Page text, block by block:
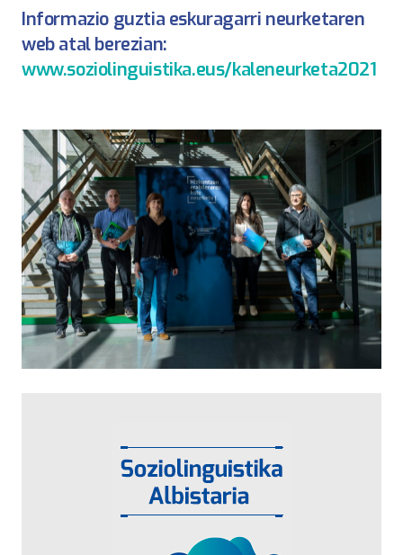
Informazio guztia eskuragarri neurketaren
web atal berezian:
www.soziolinguistika.eus/kaleneurketa2021